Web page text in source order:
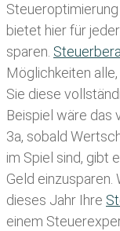
bietet hier für
sparen.
Möglichkeiten
Sie diese
Beispiel wäre das
3a, sobald
im Spiel sind, gibt
Geld einzusparen.
dieses Jahr Ihre
einem